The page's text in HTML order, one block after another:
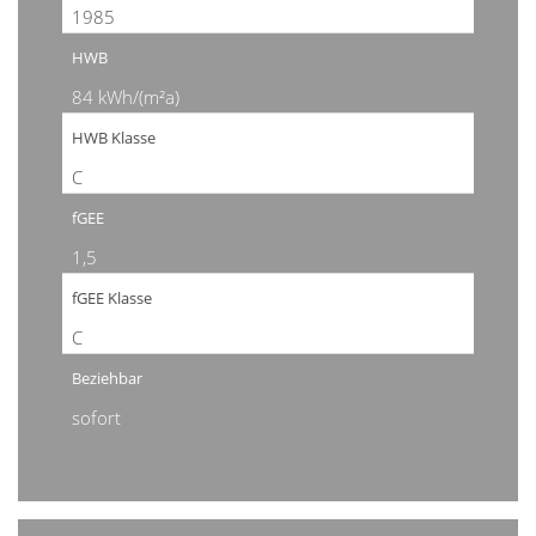
1985
HWB
84 kWh/(m²a)
HWB Klasse
C
fGEE
1,5
fGEE Klasse
C
Beziehbar
sofort